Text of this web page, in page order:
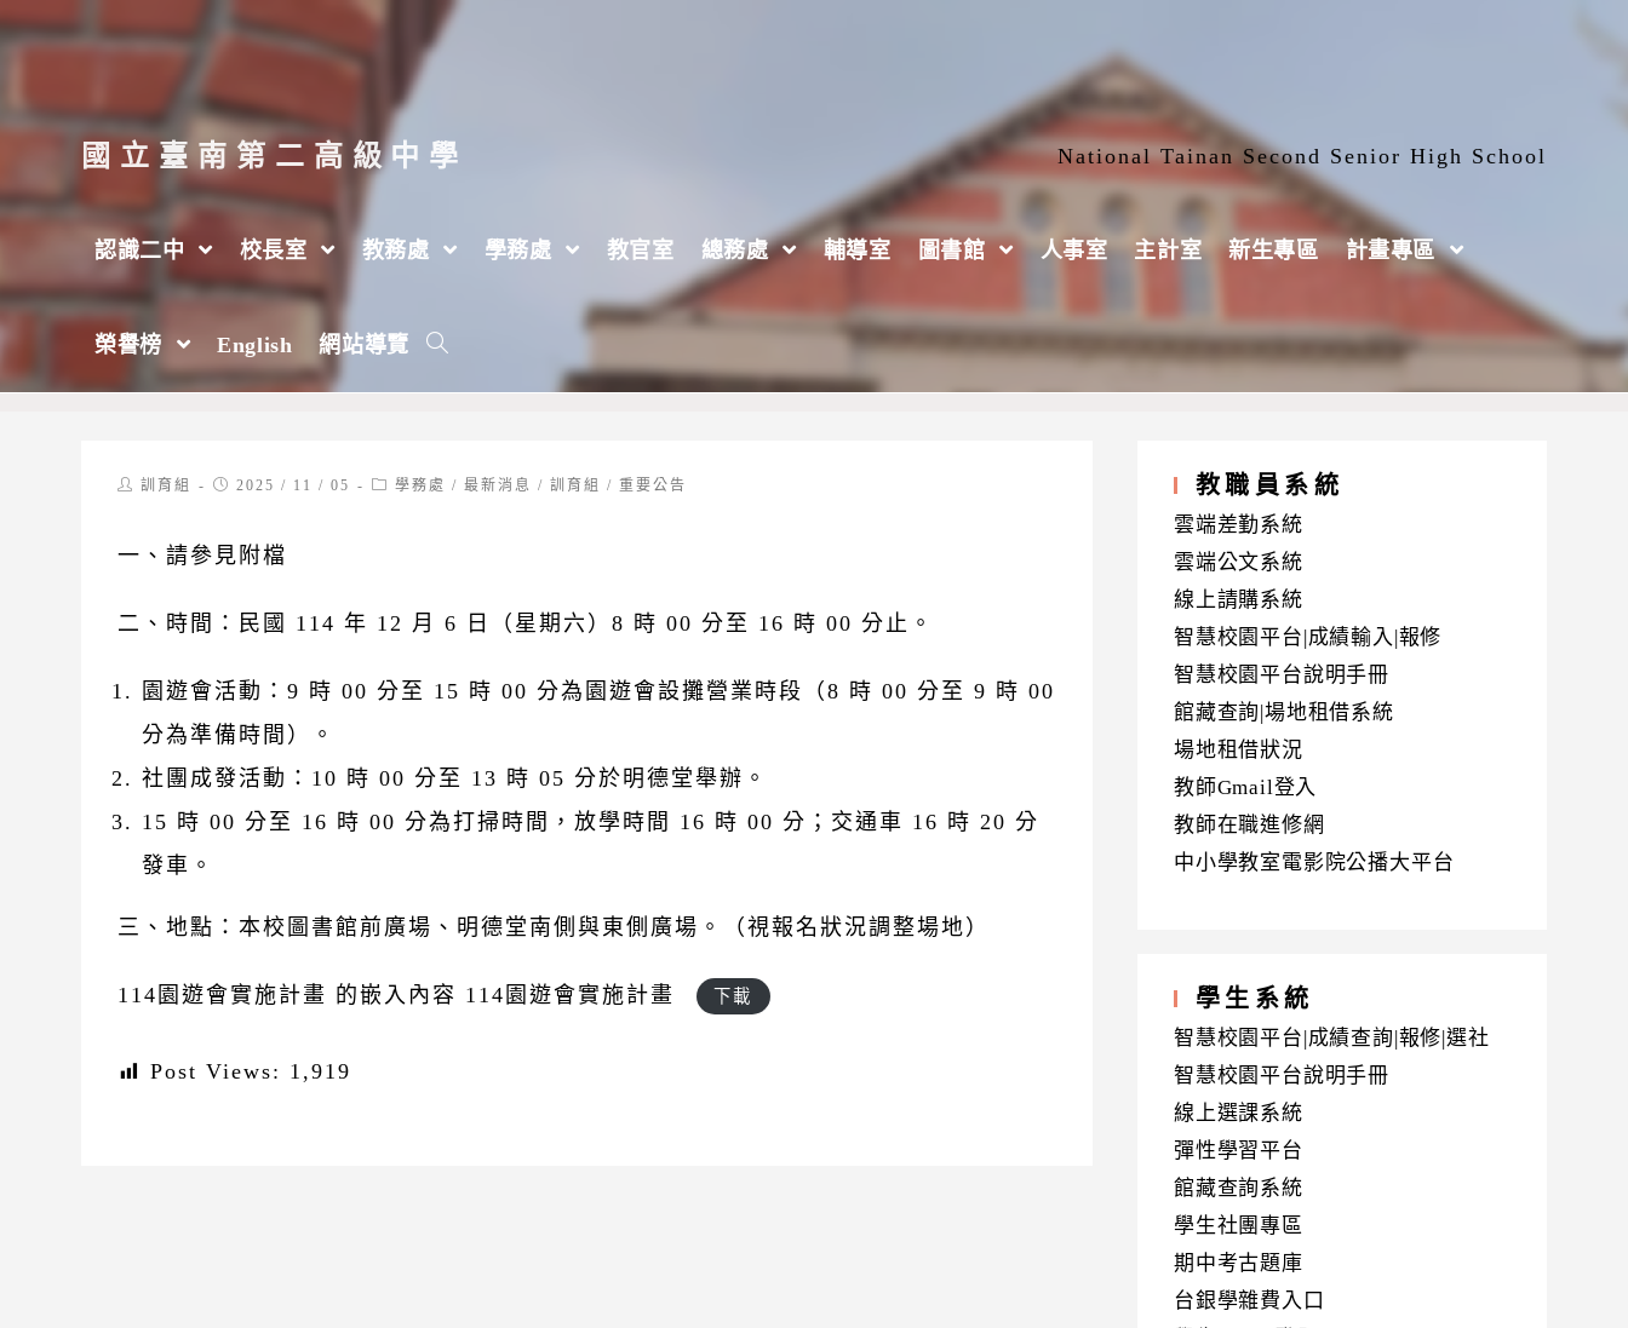
跳
至
要
內
容
國立臺南第二高級中學 National Tainan Second Senior High School
認識二中 校長室 教務處 學務處 教官室 總務處 輔導室 圖書館 人事室 主計室 新生專區 計畫專區
榮譽榜 English 網站導覽
【訓育組】🎊本校114 學年度園遊會實施計畫🎊
2025 年 > 11 月 > 5 日
Post訓育組
Post2025 / 11 / 05
Post學務處 / 最新消息 / 訓育組 / 重要公告
一、請參見附檔
二、時間：民國 114 年 12 月 6 日（星期六）8 時 00 分至 16 時 00 分止。
園遊會活動：9 時 00 分至 15 時 00 分為園遊會設攤營業時段（8 時 00 分至 9 時 00
分為準備時間）。
社團成發活動：10 時 00 分至 13 時 05 分於明德堂舉辦。
15 時 00 分至 16 時 00 分為打掃時間，放學時間 16 時 00 分；交通車 16 時 20 分
發車。
三、地點：本校圖書館前廣場、明德堂南側與東側廣場。（視報名狀況調整場地）
114園遊會實施計畫 的嵌入內容 114園遊會實施計畫 下載
Post Views: 1,919
教職員系統
雲端差勤系統
雲端公文系統
線上請購系統
智慧校園平台|成績輸入|報修
智慧校園平台說明手冊
館藏查詢|場地租借系統
場地租借狀況
教師Gmail登入
教師在職進修網
中小學教室電影院公播大平台
學生系統
智慧校園平台|成績查詢|報修|選社
智慧校園平台說明手冊
線上選課系統
彈性學習平台
館藏查詢系統
學生社團專區
期中考古題庫
台銀學雜費入口